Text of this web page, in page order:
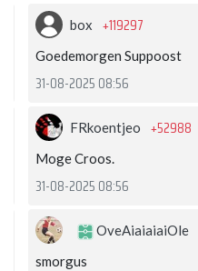
box +119297
Goedemorgen Suppoost
31-08-2025 08:56
FRkoentjeo +52988
Moge Croos.
31-08-2025 08:56
OveAiaiaiaiOle
smorgus